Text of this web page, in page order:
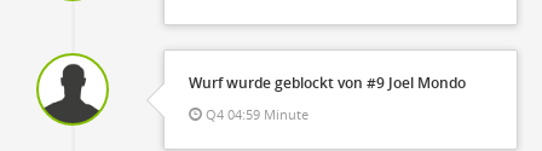
Wurf wurde geblockt von #9 Joel Mondo
Q4 04:59 Minute